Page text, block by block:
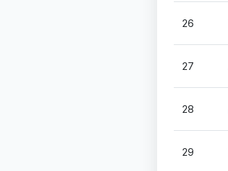
26
27
28
29